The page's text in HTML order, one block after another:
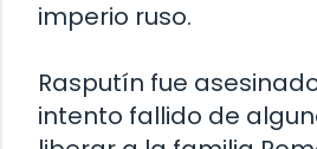
imperio ruso.
Rasputín fue asesinado
intento fallido de